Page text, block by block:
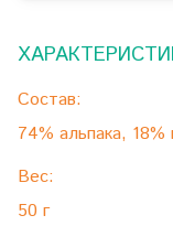
Состав:
74% альпака,
Вес:
50 г